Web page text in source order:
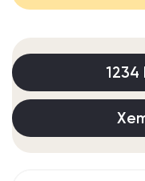
1234